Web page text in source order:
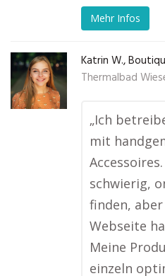
Mehr Infos
Katrin W.,
Thermalbad
„Ich
mit
schwierig,
finden,
Webseite
Meine
einzeln